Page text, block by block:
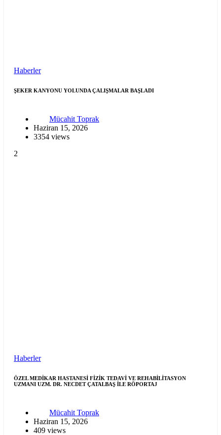
Haberler
ŞEKER KANYONU YOLUNDA ÇALIŞMALAR BAŞLADI
Mücahit Toprak
Haziran 15, 2026
3354 views
2
Haberler
ÖZEL MEDİKAR HASTANESİ FİZİK TEDAVİ VE REHABİLİTASYON
UZMANI UZM. DR. NECDET ÇATALBAŞ İLE RÖPORTAJ
Mücahit Toprak
Haziran 15, 2026
409 views